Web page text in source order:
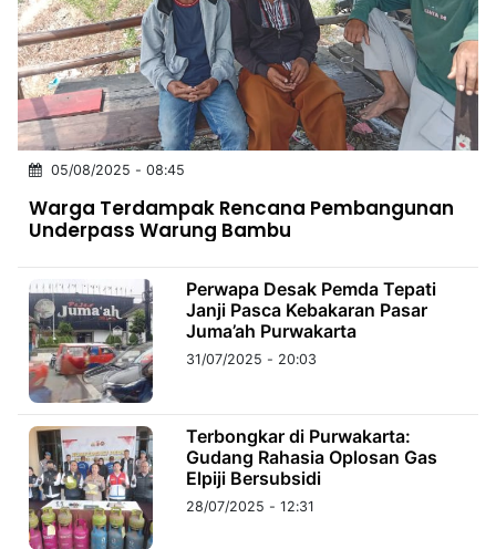
05/08/2025 - 08:45
Warga Terdampak Rencana Pembangunan
Underpass Warung Bambu
Perwapa Desak Pemda Tepati
Janji Pasca Kebakaran Pasar
Juma’ah Purwakarta
31/07/2025 - 20:03
Terbongkar di Purwakarta:
Gudang Rahasia Oplosan Gas
Elpiji Bersubsidi
28/07/2025 - 12:31